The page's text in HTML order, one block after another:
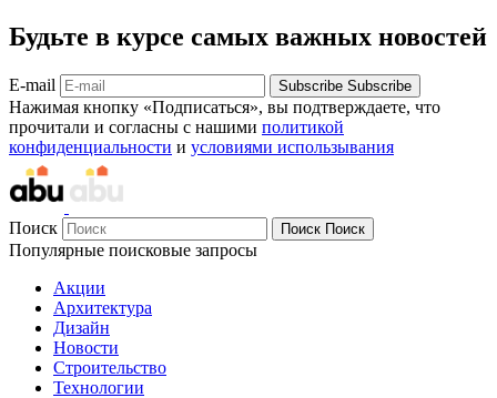
Будьте в курсе самых важных новостей
E-mail Subscribe Subscribe
Нажимая кнопку «Подписаться», вы подтверждаете, что
прочитали и согласны с нашими политикой
конфиденциальности и условиями использывания
Поиск Поиск Поиск
Популярные поисковые запросы
Акции
Архитектура
Дизайн
Новости
Строительство
Технологии